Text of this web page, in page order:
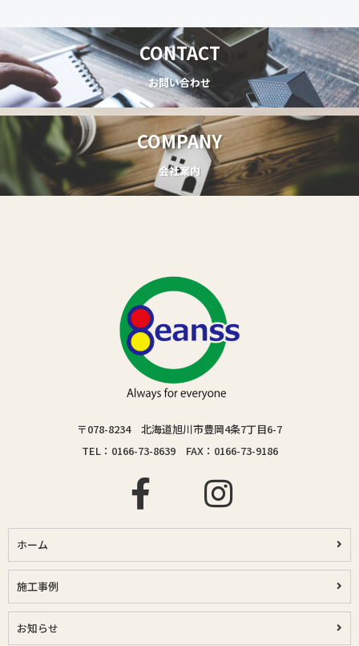
CONTACT
お問い合わせ
COMPANY
会社案内
〒078-8234 北海道旭川市豊岡4条7丁目6-7
TEL：0166-73-8639 FAX：0166-73-9186
ホーム
施工事例
お知らせ